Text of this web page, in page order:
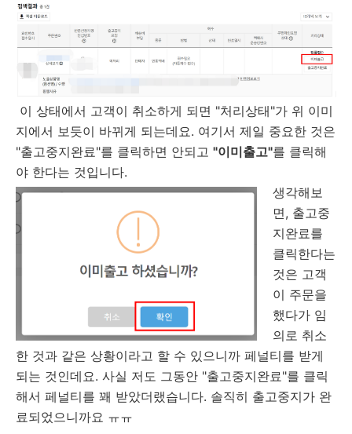
이 상태에서 고객이 취소하게 되면 "처리상태"가 위 이미
지에서 보듯이 바뀌게 되는데요. 여기서 제일 중요한 것은
"출고중지완료"를 클릭하면 안되고 "이미출고"를 클릭해
야 한다는 것입니다.
생각해보
면, 출고중
지완료를
클릭한다는
것은 고객
이 주문을
했다가 임
의로 취소
한 것과 같은 상황이라고 할 수 있으니까 페널티를 받게
되는 것인데요. 사실 저도 그동안 "출고중지완료"를 클릭
해서 페널티를 꽤 받았더랬습니다. 솔직히 출고중지가 완
료되었으니까요 ㅠㅠ